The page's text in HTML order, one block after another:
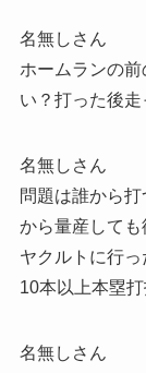
名無しさん
ホームランの
い？打った後
名無しさん
問題は誰から
から量産して
ヤクルトに行
10本以上本塁
名無しさん